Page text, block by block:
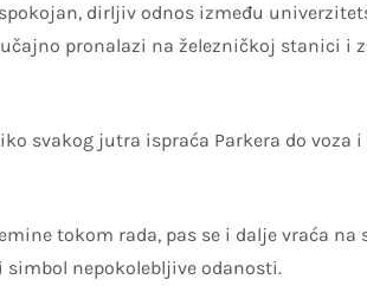
spokojan, dirljiv odnos između
pronalazi na železničkoj stanici i
svakog jutra ispraća Parkera do voza
tokom rada, pas se i dalje vraća
nepokolebljive odanosti.